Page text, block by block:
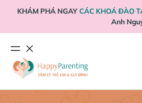
KHÁM PHÁ NGAY CÁC KHOÁ ĐÀO
Anh